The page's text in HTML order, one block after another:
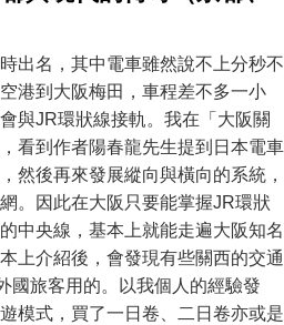
出名，其中電車雖然說不上分秒不
港到大阪梅田，車程差不多一小
與JR環狀線接軌。我在「大阪關
看到作者陽春龍先生提到日本電車
然後再來發展縱向與橫向的系統，
。因此在大阪只要能掌握JR環狀
中央線，基本上就能走遍大阪知名
上介紹後，會發現有些關西的交通
國旅客用的。以我個人的經驗發
模式，買了一日卷、二日卷亦或是